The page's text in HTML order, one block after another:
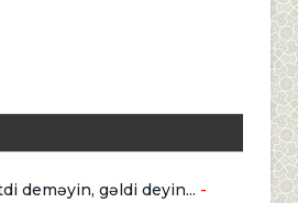
deməyin, gəldi deyin... -